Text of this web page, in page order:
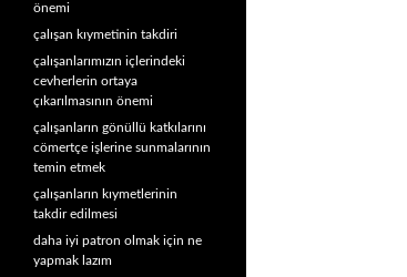
önemi
çalışan kıymetinin takdiri
çalışanlarımızın içlerindeki
cevherlerin ortaya
çıkarılmasının önemi
çalışanların gönüllü katkılarını
cömertçe işlerine sunmalarının
temin etmek
çalışanların kıymetlerinin
takdir edilmesi
daha iyi patron olmak için ne
yapmak lazım